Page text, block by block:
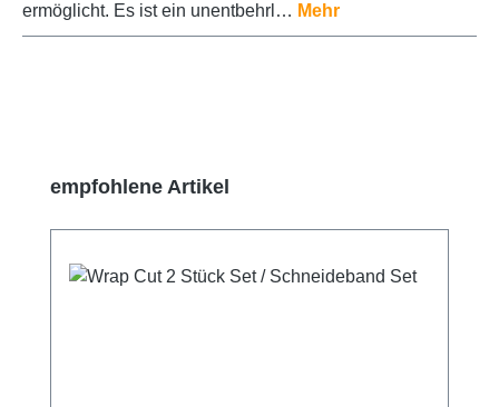
ermöglicht. Es ist ein unentbehrl… Mehr
Produktgalerie überspringen
empfohlene Artikel